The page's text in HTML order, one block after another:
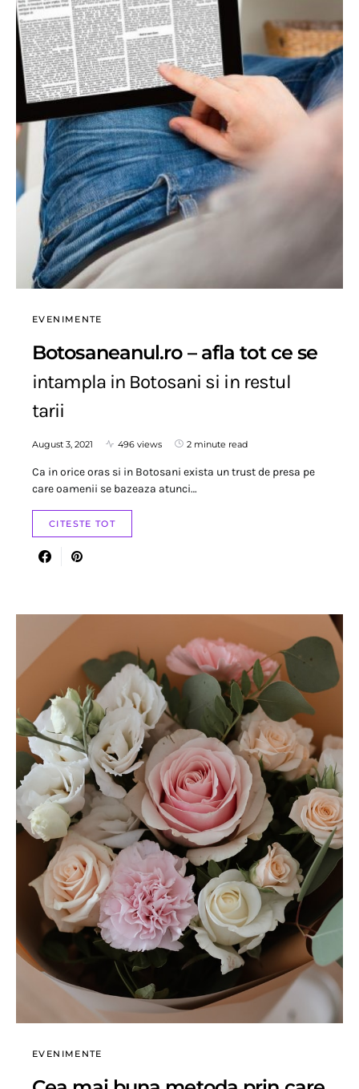
EVENIMENTE
Botosaneanul.ro – afla tot ce se
intampla in Botosani si in restul
tarii
August 3, 2021 496 views 2 minute read
Ca in orice oras si in Botosani exista un trust de presa pe
care oamenii se bazeaza atunci…
CITESTE TOT
EVENIMENTE